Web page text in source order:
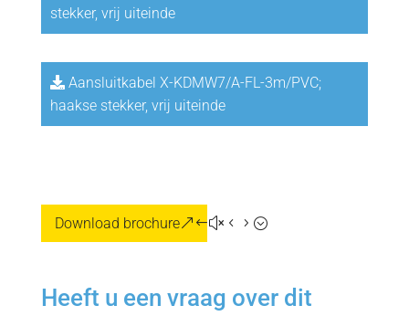
stekker, vrij uiteinde
Aansluitkabel X-KDMW7/A-FL-3m/PVC;
haakse stekker, vrij uiteinde
Download brochure
Heeft u een vraag over dit